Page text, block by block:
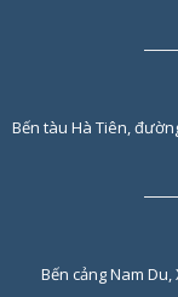
Bến tàu Hà Tiên,
Bến cảng Nam